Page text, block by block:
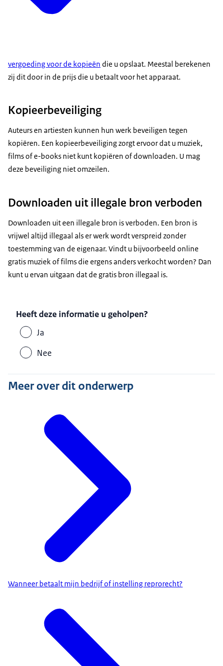
vergoeding voor de kopieën die u opslaat. Meestal berekenen
zij dit door in de prijs die u betaalt voor het apparaat.
Kopieerbeveiliging
Auteurs en artiesten kunnen hun werk beveiligen tegen
kopiëren. Een kopieerbeveiliging zorgt ervoor dat u muziek,
films of e-books niet kunt kopiëren of downloaden. U mag
deze beveiliging niet omzeilen.
Downloaden uit illegale bron verboden
Downloaden uit een illegale bron is verboden. Een bron is
vrijwel altijd illegaal als er werk wordt verspreid zonder
toestemming van de eigenaar. Vindt u bijvoorbeeld online
gratis muziek of films die ergens anders verkocht worden? Dan
kunt u ervan uitgaan dat de gratis bron illegaal is.
Heeft deze informatie u geholpen?
Ja
Nee
Meer over dit onderwerp
Wanneer betaalt mijn bedrijf of instelling reprorecht?